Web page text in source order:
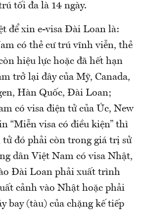
tối đa là 14 ngày.
để xin e-visa Đài Loan là:
có thẻ cư trú vĩnh viễn, thẻ
hiệu lực hoặc đã hết hạn
trở lại đây của Mỹ, Canada,
Hàn Quốc, Đài Loan;
có visa điện tử của Úc, New
“Miễn visa có điều kiện” thì
tử đó phải còn trong giá trị sử
dân Việt Nam có visa Nhật,
Đài Loan phải xuất trình
cảnh vào Nhật hoặc phải
bay (tàu) của chặng kế tiếp